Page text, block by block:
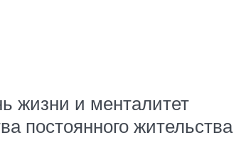
жизни и менталитет
постоянного жительства